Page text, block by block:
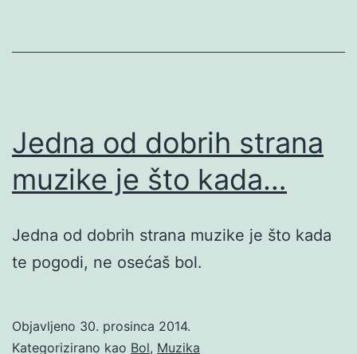
Jedna od dobrih strana
muzike je što kada…
Jedna od dobrih strana muzike je što kada
te pogodi, ne osećaš bol.
Objavljeno 30. prosinca 2014.
Kategorizirano kao Bol, Muzika